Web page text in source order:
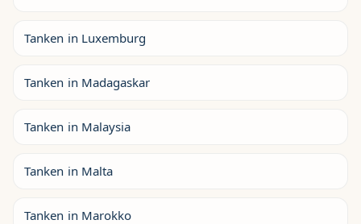
Tanken in Luxemburg
Tanken in Madagaskar
Tanken in Malaysia
Tanken in Malta
Tanken in Marokko